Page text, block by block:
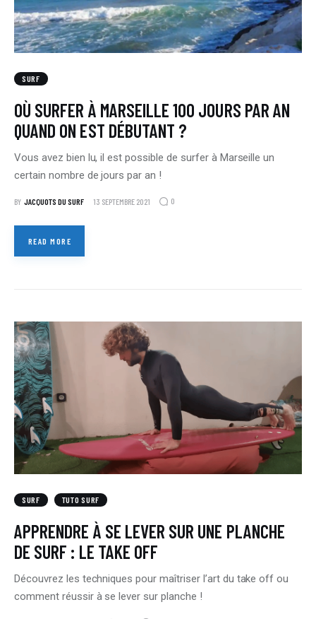
SURF
OÙ SURFER À MARSEILLE 100 JOURS PAR AN
QUAND ON EST DÉBUTANT ?
Vous avez bien lu, il est possible de surfer à Marseille un
certain nombre de jours par an !
BY JACQUOTS DU SURF 13 SEPTEMBRE 2021 0
READ MORE
SURF TUTO SURF
APPRENDRE À SE LEVER SUR UNE PLANCHE
DE SURF : LE TAKE OFF
Découvrez les techniques pour maîtriser l’art du take off ou
comment réussir à se lever sur planche !